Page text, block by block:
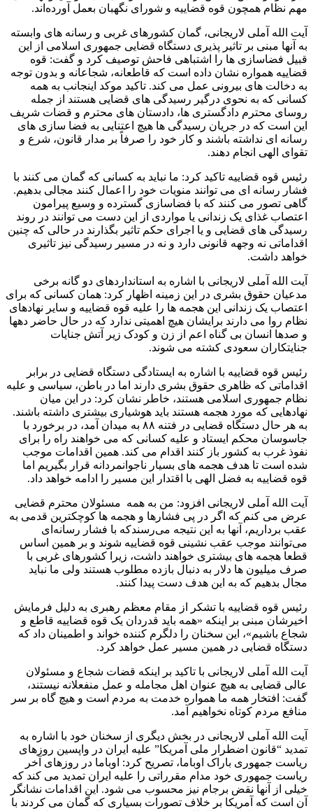
مهم نظام همچون قوه قضاییه و شورای نگهبان بعمل آورده‌اند.
آیت الله آملی لاریجانی، گمان کشورهای غربی و رسانه های وابسته
به آنها مبنی بر تاثیر پذیری دستگاه قضایی جمهوری اسلامی از این
قبیل فضاسازی ها را اشتباهی فاحش توصیف کرد و گفت: قوه
قضاییه همواره نشان داده است که قاطعانه، شجاعانه و بدون توجه
به دخالت های بیرونی عمل می کند. تاکید موکد اینجانب به همه
کسانی که به نحوی درگیر رسیدگی های قضایی هستند از جمله
روسای محترم دادگستری ها، دادستان های محترم و قضات شریف
این است که در جریان رسیدگی ها هیچ اعتنایی به فضا سازی های
رسانه ای نداشته باشند و کار خود را صرفاً بر مدار قانون، شرع و
تقوای الهی انجام دهند.
رئیس قوه قضاییه تاکید کرد: ما نباید به کسانی که گمان می کنند با
فشار رسانه ای می توانند منویات خود را اعمال کنند مجالی بدهیم.
گاهی تصور می کنند که با فضاسازی گسترده و وسیع پیرامون
اعتصاب غذای یک زندانی یا مواردی از این دست می توانند در روند
رسیدگی های قضایی و یا اجرای حکم تاثیر بگذارند در حالی که چنین
اقداماتی نه وجهه قانونی دارد و نه در مسیر رسیدگی نیز تاثیری
خواهد داشت.
آیت الله آملی لاریجانی با اشاره به استانداردهای دو گانه برخی
مدعیان حقوق بشری در این زمینه اظهار کرد: همان کسانی که برای
اعتصاب یک زندانی این هجمه ها را علیه قوه قضاییه و سایر نهادهای
نظام روا می دارند برایشان هیچ اهمیتی ندارد که در حال حاضر دهها
و صدها انسان بی گناه اعم از زن و کودک زیر آتش جنایات
جنایتکاران سعودی کشته می شوند.
رئیس قوه قضاییه با اشاره به ایستادگی دستگاه قضایی در برابر
اقداماتی که ظاهری حقوق بشری دارند اما در باطن، سیاسی و علیه
نظام جمهوری اسلامی هستند، خاطر نشان کرد: در این میان
نهادهایی که مورد هجمه هستند باید هوشیاری بیشتری داشته باشند.
به هر حال دستگاه قضایی در فتنه ۸۸ به میدان آمد، در برخورد با
جاسوسان محکم ایستاد و علیه کسانی که می خواهند راه را برای
نفوذ غرب به کشور باز کنند اقدام می کند. همین اقدامات موجب
شده است تا هدف هجمه های بسیار ناجوانمردانه قرار بگیریم اما
قوه قضاییه به فضل الهی با اقتدار این مسیر را ادامه خواهد داد.
آیت الله آملی لاریجانی افزود: من به همه مسئولان محترم قضایی
عرض می کنم که اگر در پی فشارها و هجمه ها کوچکترین قدمی به
عقب برداریم، آنها به این نتیجه می‌رسندکه با فشار رسانه‌ای
می‌توانند موجب عقب نشینی قوه قضاییه شوند و بر همین اساس
قطعا هجمه های بیشتری خواهند داشت، زیرا کشورهای غربی با
صرف میلیون ها دلار به دنبال بازده مطلوب هستند ولی ما نباید
مجال بدهیم که به این هدف دست پیدا کنند.
رئیس قوه قضاییه با تشکر از مقام معظم رهبری به دلیل فرمایش
اخیرشان مبنی بر اینکه «همه باید قدردان یک قوه قضاییه قاطع و
شجاع باشیم»، این سخنان را دلگرم کننده خواند و اطمینان داد که
دستگاه قضایی در همین مسیر عمل خواهد کرد.
آیت الله آملی لاریجانی با تاکید بر اینکه قضات شجاع و مسئولان
عالی قضایی به هیچ عنوان اهل مجامله و عمل منفعلانه نیستند،
گفت: افتخار همه ما همواره خدمت به مردم است و هیچ گاه بر سر
منافع مردم کوتاه نخواهیم آمد.
آیت الله آملی لاریجانی در بخش دیگری از سخنان خود با اشاره به
تمدید “قانون اضطرار ملی آمریکا” علیه ایران در واپسین روزهای
ریاست جمهوری باراک اوباما، تصریح کرد: اوباما در روزهای آخر
ریاست جمهوری خود مدام مقرراتی را علیه ایران تمدید می کند که
خیلی از آنها نقض برجام نیز محسوب می شود. این اقدامات نشانگر
آن است که آمریکا بر خلاف تصورات بسیاری که گمان می کردند با